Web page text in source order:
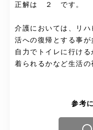
正解は ２ です。
介護においては、リ
活への復帰とする事が
自力でトイレに行け
着られるかなど生活の
参考